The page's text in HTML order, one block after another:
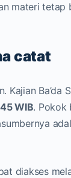
materi tetap
catat
Ba’da
WIB. Pokok
diakses